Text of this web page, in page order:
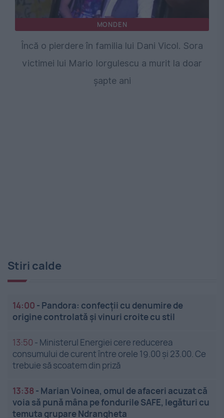
MONDEN
Încă o pierdere în familia lui Dani Vicol. Sora
victimei lui Mario Iorgulescu a murit la doar
șapte ani
Stiri calde
14:00 - Pandora: confecții cu denumire de
origine controlată și vinuri croite cu stil
13:50 - Ministerul Energiei cere reducerea
consumului de curent între orele 19.00 și 23.00. Ce
trebuie să scoatem din priză
13:38 - Marian Voinea, omul de afaceri acuzat că
voia să pună mâna pe fondurile SAFE, legături cu
temuta grupare Ndrangheta